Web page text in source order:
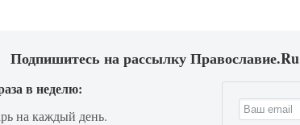
Подпишитесь на рассылку Православие.Ru
в неделю:
на каждый день.